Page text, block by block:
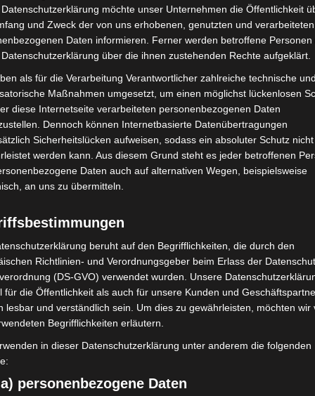
Elektro-Fahrzeuge
Kostenloser Versand
VIGOROUS T414 ELEKTRO-
KABINENROLLER 25-45 KM/H
Bewertet
5
4.790,00€ *
AUSFÜHRUNG WÄHLEN
Dieses
Produkt
weist
mehrere
Varianten
auf.
Die
der
Produktseite
gewählt
25-45
Bewertet
mit
möchte unser Unternehmen die Öffentlichkeit
und Zweck der von uns erhobenen, genutzten und verarbeiteten
Daten informieren. Ferner werden betroffene Personen
über die ihnen zustehenden Rechte aufgeklärt.
als für die Verarbeitung Verantwortlicher zahlreiche technische und
Maßnahmen umgesetzt, um einen möglichst lückenlosen
diese Internetseite verarbeiteten personenbezogenen Daten
Dennoch können Internetbasierte Datenübertragungen
Sicherheitslücken aufweisen, sodass ein absoluter Schutz nicht
werden kann. Aus diesem Grund steht es jeder betroffenen
Daten auch auf alternativen Wegen, beispielsweise
an uns zu übermitteln.
beruht auf den Begrifflichkeiten, die durch den
Richtlinien- und Verordnungsgeber beim Erlass der
(DS-GVO) verwendet wurden. Unsere
für die Öffentlichkeit als auch für unsere Kunden und
lesbar und verständlich sein. Um dies zu gewährleisten, möchten wir
Begrifflichkeiten erläutern.
in dieser Datenschutzerklärung unter anderem die folgenden
a) personenbezogene Daten